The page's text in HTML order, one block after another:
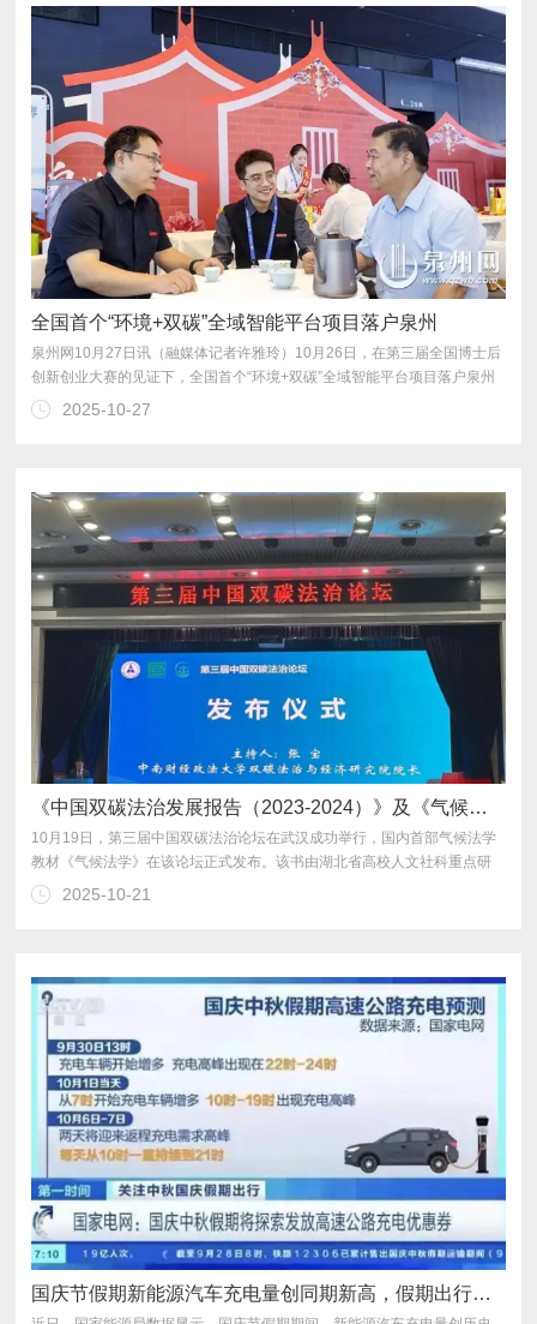
全国首个“环境+双碳”全域智能平台项目落户泉州
2025-10-27
《中国双碳法治发展报告（2023-2024）》及《气候法学》在武汉发布
2025-10-21
国庆节假期新能源汽车充电量创同期新高，假期出行注意“充电潮汐”